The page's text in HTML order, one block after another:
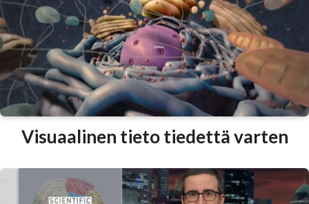
Visuaalinen tieto tiedettä varten